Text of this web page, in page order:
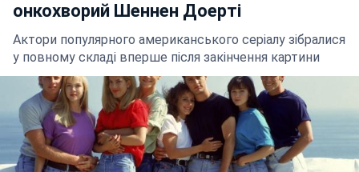
онкохворий Шеннен Доерті
Актори популярного американського серіалу зібралися
у повному складі вперше після закінчення картини